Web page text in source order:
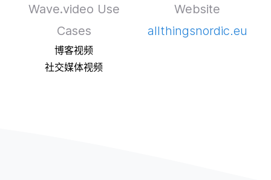
Wave.video Use
Cases
博客视频
社交媒体视频
Website
allthingsnordic.eu